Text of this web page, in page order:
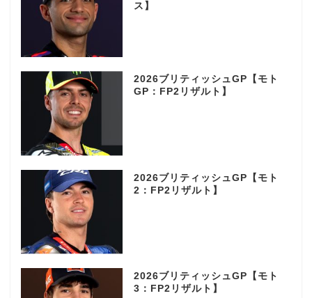
ス】
2026ブリティッシュGP【モト
GP：FP2リザルト】
2026ブリティッシュGP【モト
2：FP2リザルト】
2026ブリティッシュGP【モト
3：FP2リザルト】